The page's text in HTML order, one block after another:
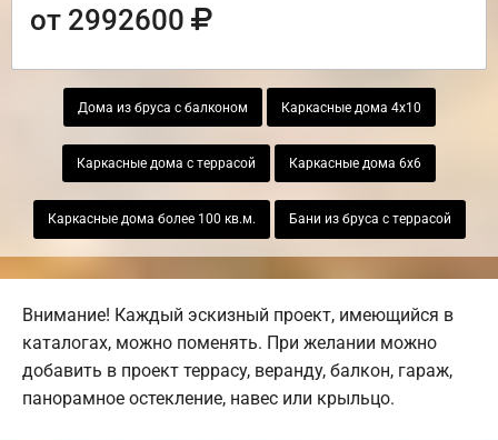
от 2992600
Дома из бруса с балконом Каркасные дома 4х10
Каркасные дома с террасой Каркасные дома 6х6
Каркасные дома более 100 кв.м. Бани из бруса с террасой
Внимание! Каждый эскизный проект, имеющийся в
каталогах, можно поменять. При желании можно
добавить в проект террасу, веранду, балкон, гараж,
панорамное остекление, навес или крыльцо.